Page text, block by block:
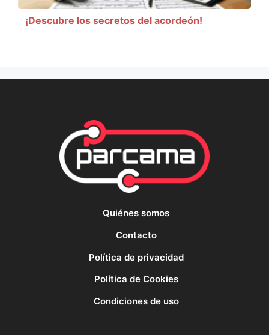
¡Descubre los secretos del acordeón!
Quiénes somos
Contacto
Política de privacidad
Política de Cookies
Condiciones de uso